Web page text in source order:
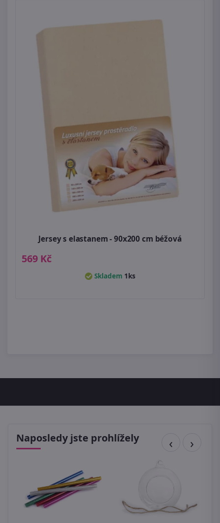
Jersey s elastanem - 90x200 cm béžová
569 Kč
Skladem 1ks
Naposledy jste prohlížely